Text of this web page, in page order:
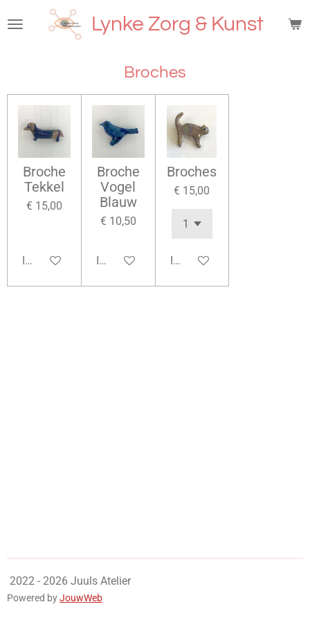
direct
Lynke Zorg & Kunst
Broches
Broche
Tekkel
€ 15,00
In winkelwagen
Broche
Vogel
Blauw
€ 10,50
In winkelwagen
Broches
€ 15,00
In winkelwagen
2022 - 2026 Juuls Atelier
Powered byJouwWeb